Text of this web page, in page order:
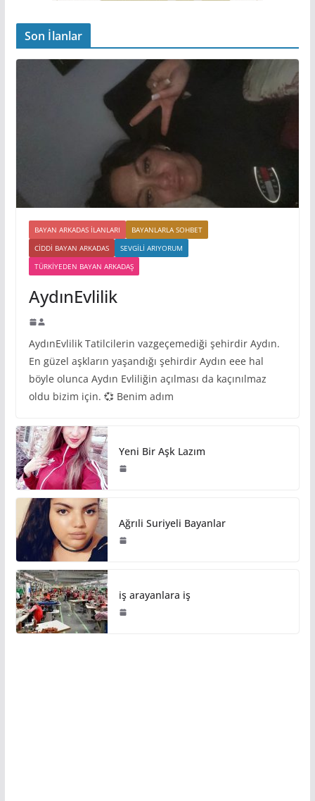
Son İlanlar
BAYAN ARKADAS ILANLARI
BAYANLARLA SOHBET
CIDDI BAYAN ARKADAS
SEVGILI ARIYORUM
TÜRKIYEDEN BAYAN ARKADAŞ
AydınEvlilik
AydınEvlilik Tatilcilerin vazgeçemediği şehirdir Aydın.
En güzel aşkların yaşandığı şehirdir Aydın eee hal
böyle olunca Aydın Evliliğin açılması da kaçınılmaz
oldu bizim için. 💞 Benim adım
Yeni Bir Aşk Lazım
Ağrıli Suriyeli Bayanlar
iş arayanlara iş